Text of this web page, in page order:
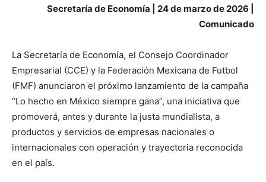
Secretaría de Economía | 24 de marzo de 2026 |
Comunicado
La Secretaría de Economía, el Consejo Coordinador
Empresarial (CCE) y la Federación Mexicana de Futbol
(FMF) anunciaron el próximo lanzamiento de la campaña
“Lo hecho en México siempre gana”, una iniciativa que
promoverá, antes y durante la justa mundialista, a
productos y servicios de empresas nacionales o
internacionales con operación y trayectoria reconocida
en el país.